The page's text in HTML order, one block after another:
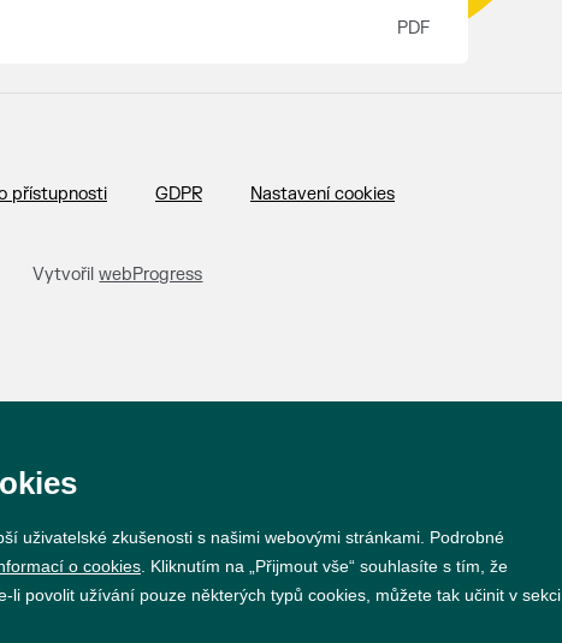
přístupnosti GDPR Nastavení cookies
VytvořilwebProgress
uživatelské zkušenosti s našimi webovými stránkami. Podrobné
o cookies . Kliknutím na „Přijmout vše“ souhlasíte s tím, že
li povolit užívání pouze některých typů cookies, můžete tak učinit v sekci